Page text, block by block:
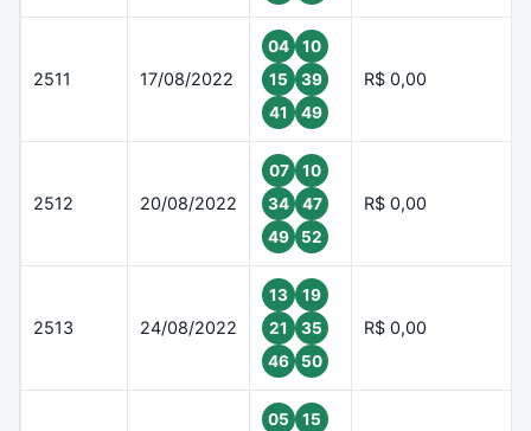
2511 17/08/2022
04
10
15
39
41
49
R$ 0,00
2512 20/08/2022
07
10
34
47
49
52
R$ 0,00
2513 24/08/2022
13
19
21
35
46
50
R$ 0,00
05
15